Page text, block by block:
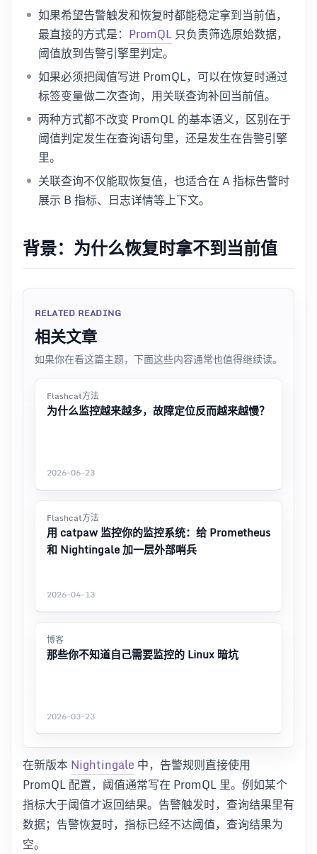
如果希望告警触发和恢复时都能稳定拿到当前值，
最直接的方式是： PromQL只负责筛选原始数据，
阈值放到告警引擎里判定。
如果必须把阈值写进 PromQL，可以在恢复时通过
标签变量做二次查询，用关联查询补回当前值。
两种方式都不改变 PromQL 的基本语义，区别在于
阈值判定发生在查询语句里，还是发生在告警引擎
里。
关联查询不仅能取恢复值，也适合在 A 指标告警时
展示 B 指标、日志详情等上下文。
背景：为什么恢复时拿不到当前值
RELATED READING
相关文章
如果你在看这篇主题，下面这些内容通常也值得继续读。
Flashcat方法
为什么监控越来越多，故障定位反而越来越慢？
2026-06-23
Flashcat方法
用 catpaw 监控你的监控系统：给 Prometheus
和 Nightingale 加一层外部哨兵
2026-04-13
博客
那些你不知道自己需要监控的 Linux 暗坑
2026-03-23
在新版本Nightingale 中，告警规则直接使用
PromQL 配置，阈值通常写在 PromQL 里。例如某个
指标大于阈值才返回结果。告警触发时，查询结果里有
数据；告警恢复时，指标已经不达阈值，查询结果为
空。